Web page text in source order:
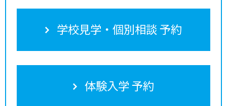
学校見学・個別相談 予約
体験入学 予約